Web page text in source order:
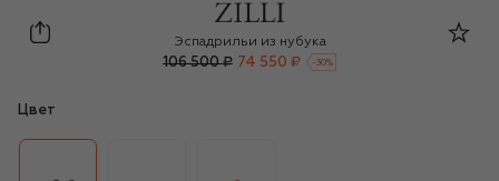
Zilli
Эспадрильи из нубука
106 500 ₽ 74 550 ₽ -30%
Цвет